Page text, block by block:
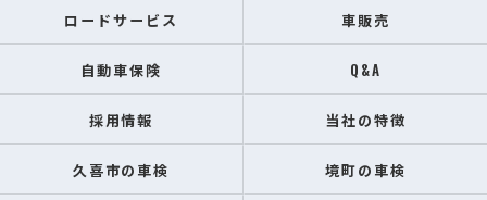
ロードサービス 車販売
自動車保険 Q&A
採用情報 当社の特徴
久喜市の車検 境町の車検